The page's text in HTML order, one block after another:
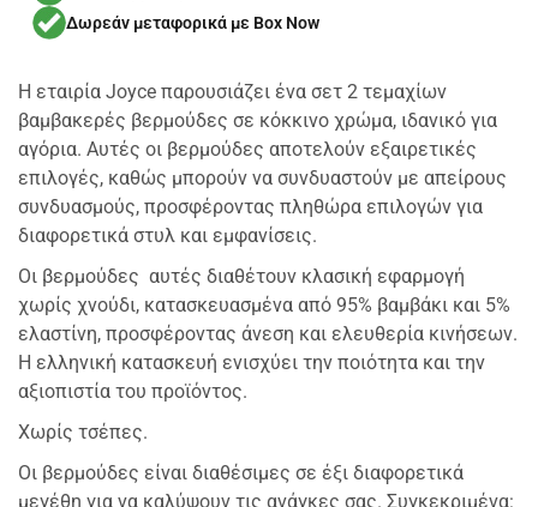
Δωρεάν μεταφορικά με Box Now
Η εταιρία Joyce παρουσιάζει ένα σετ 2 τεμαχίων
βαμβακερές βερμούδες σε κόκκινο χρώμα, ιδανικό για
αγόρια. Αυτές οι βερμούδες αποτελούν εξαιρετικές
επιλογές, καθώς μπορούν να συνδυαστούν με απείρους
συνδυασμούς, προσφέροντας πληθώρα επιλογών για
διαφορετικά στυλ και εμφανίσεις.
Οι βερμούδες αυτές διαθέτουν κλασική εφαρμογή
χωρίς χνούδι, κατασκευασμένα από 95% βαμβάκι και 5%
ελαστίνη, προσφέροντας άνεση και ελευθερία κινήσεων.
Η ελληνική κατασκευή ενισχύει την ποιότητα και την
αξιοπιστία του προϊόντος.
Χωρίς τσέπες.
Οι βερμούδες είναι διαθέσιμες σε έξι διαφορετικά
μεγέθη για να καλύψουν τις ανάγκες σας. Συγκεκριμένα: